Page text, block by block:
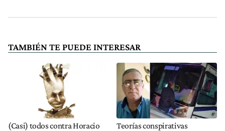
TAMBIÉN TE PUEDE INTERESAR
(Casi) todos contra Horacio Teorías conspirativas